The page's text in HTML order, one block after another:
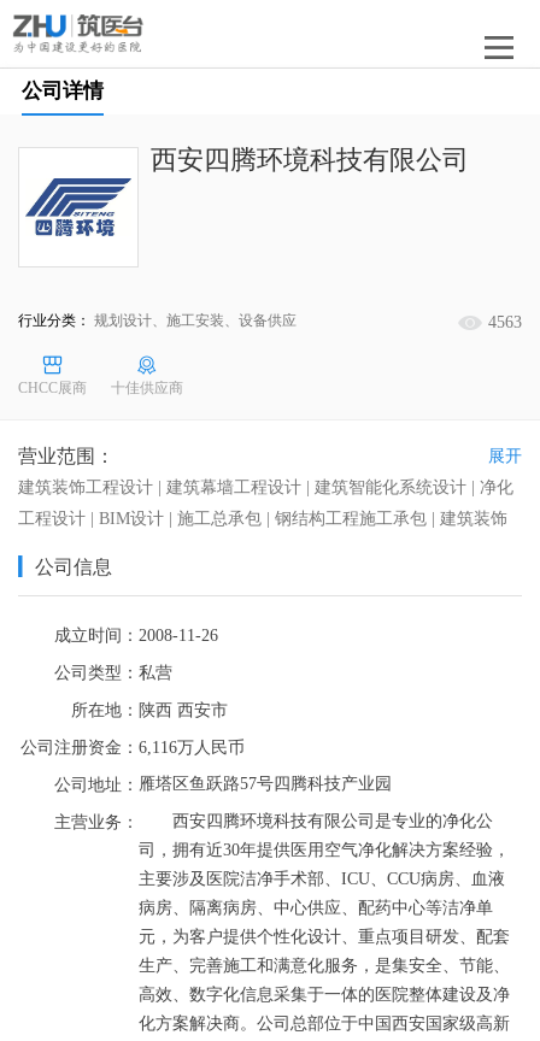
公司详情
西安四腾环境科技有限公司
行业分类： 规划设计、施工安装、设备供应 4563
CHCC展商 十佳供应商
营业范围：
建筑装饰工程设计 | 建筑幕墙工程设计 | 建筑智能化系统设计 | 净化
工程设计 | BIM设计 | 施工总承包 | 钢结构工程施工承包 | 建筑装饰
消防系统工程施工承包 | 机电设备安装工程施工承包 | 净化工程施工
设计施工总承包 | 辐射防护屏蔽设计施工总承包 | 检验科设计施工总
承包 | 消毒供应室设计施工总承包 | 静脉配置中心设计施工总承包 |
实验室工程设计施工总承包 | 通风设备 | 空调设备 | 制冷设备 | 空气
净化设备 | 防腐保温材料 | 医用气体系统设备
展开
公司信息
成立时间： 2008-11-26
公司类型： 私营
所在地： 陕西 西安市
公司注册资金： 6,116万人民币
公司地址： 雁塔区鱼跃路57号四腾科技产业园
主营业务：
司，拥有近30年提供医用空气净化解决方案经验，
主要涉及医院洁净手术部、ICU、CCU病房、血液
病房、隔离病房、中心供应、配药中心等洁净单
元，为客户提供个性化设计、重点项目研发、配套
生产、完善施工和满意化服务，是集安全、节能、
高效、数字化信息采集于一体的医院整体建设及净
化方案解决商。公司总部位于中国西安国家级高新